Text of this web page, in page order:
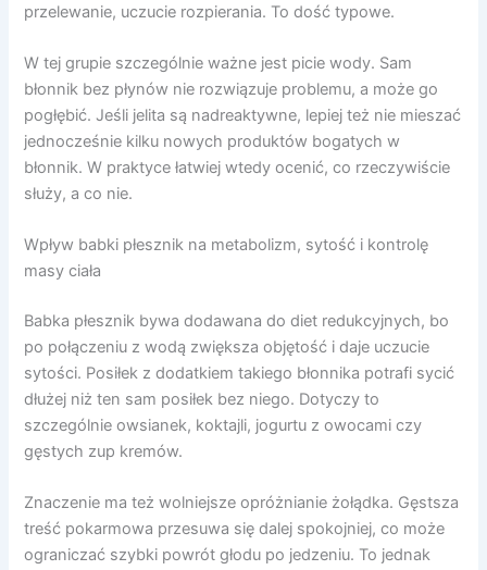
przelewanie, uczucie rozpierania. To dość typowe.
W tej grupie szczególnie ważne jest picie wody. Sam
błonnik bez płynów nie rozwiązuje problemu, a może go
pogłębić. Jeśli jelita są nadreaktywne, lepiej też nie mieszać
jednocześnie kilku nowych produktów bogatych w
błonnik. W praktyce łatwiej wtedy ocenić, co rzeczywiście
służy, a co nie.
Wpływ babki płesznik na metabolizm, sytość i kontrolę
masy ciała
Babka płesznik bywa dodawana do diet redukcyjnych, bo
po połączeniu z wodą zwiększa objętość i daje uczucie
sytości. Posiłek z dodatkiem takiego błonnika potrafi sycić
dłużej niż ten sam posiłek bez niego. Dotyczy to
szczególnie owsianek, koktajli, jogurtu z owocami czy
gęstych zup kremów.
Znaczenie ma też wolniejsze opróżnianie żołądka. Gęstsza
treść pokarmowa przesuwa się dalej spokojniej, co może
ograniczać szybki powrót głodu po jedzeniu. To jednak